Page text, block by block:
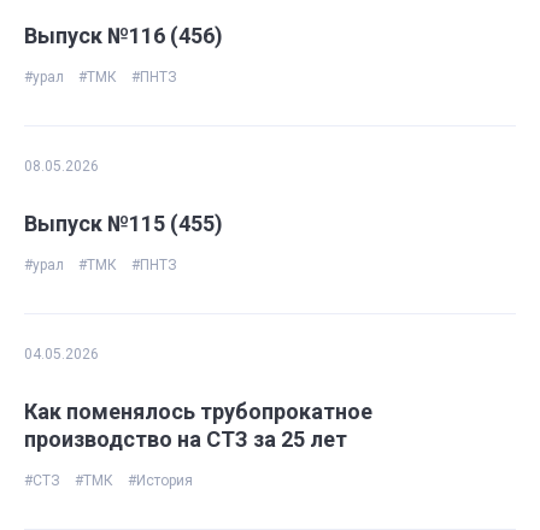
Выпуск №116 (456)
#урал #ТМК #ПНТЗ
08.05.2026
Выпуск №115 (455)
#урал #ТМК #ПНТЗ
04.05.2026
Как поменялось трубопрокатное
производство на СТЗ за 25 лет
#СТЗ #ТМК #История